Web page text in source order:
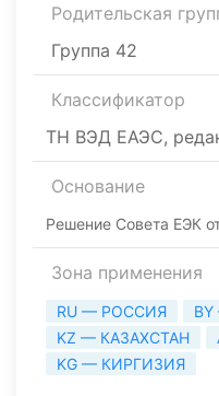
Родительская
Группа 42
Классификатор
ТН ВЭД ЕАЭС,
Основание
Решение Совета ЕЭК
Зона применения
RU — РОССИЯ
KZ — КАЗАХСТАН
KG — КИРГИЗИЯ